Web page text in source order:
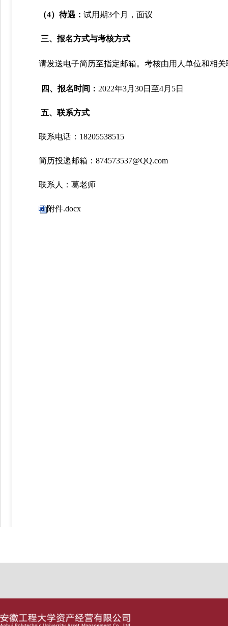
（4）待遇： 试用期3个月，面议
三、报名方式与考核方式
请发送电子简历至指定邮箱。考核由用人单位和相
四、报名时间： 2022年3月 30日至4月 5日
五、联系方式
联系电话： 18205538515
简历投递邮箱： 874573537@QQ.com
联系人：葛老师
附件.docx